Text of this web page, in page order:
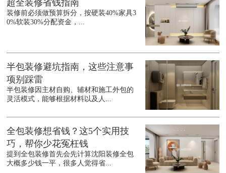
超全装修省钱指南
装修前必须做预算拆分，按硬装40%家具3
0%软装30%分配资金，...
半包装修避坑指南，这些注意事
项别踩雷
半包装修因主材自购、辅材和施工外包的
灵活模式，能够根据材料以及人...
全包装修想省钱？这5个实用技
巧，帮你少花冤枉钱
提到全包装修首先会先计算沈阳装修全包
大概多少钱一平，很多人觉得省...